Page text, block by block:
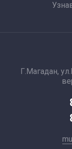
Г.Магадан,